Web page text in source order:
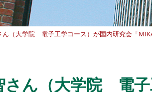
ん（大学院 電子工学コース）が国内研究会「
さん（大学院 電